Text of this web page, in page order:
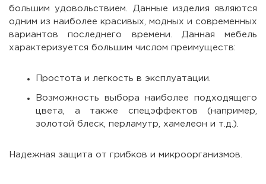
большим удовольствием. Данные изделия являются
одним из наиболее красивых, модных и современных
вариантов последнего времени. Данная мебель
характеризуется большим числом преимуществ:
Простота и легкость в эксплуатации.
Возможность выбора наиболее подходящего
цвета, а также спецэффектов (например,
золотой блеск, перламутр, хамелеон и т.д.).
Надежная защита от грибков и микроорганизмов.